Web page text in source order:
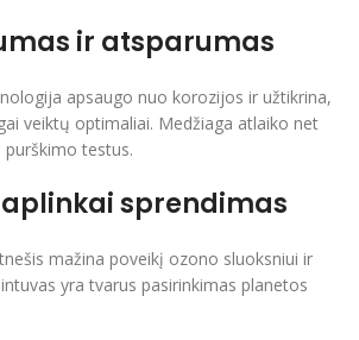
ir atsparumas
apsaugo nuo korozijos ir užtikrina,
veiktų optimaliai. Medžiaga atlaiko net
testus.
sprendimas
mažina poveikį ozono sluoksniui ir
yra tvarus pasirinkimas planetos